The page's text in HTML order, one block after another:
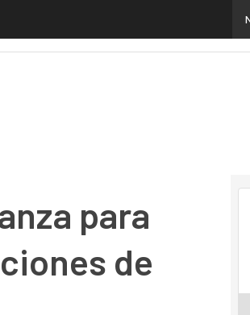
la adopción de soluciones de nube
para
de